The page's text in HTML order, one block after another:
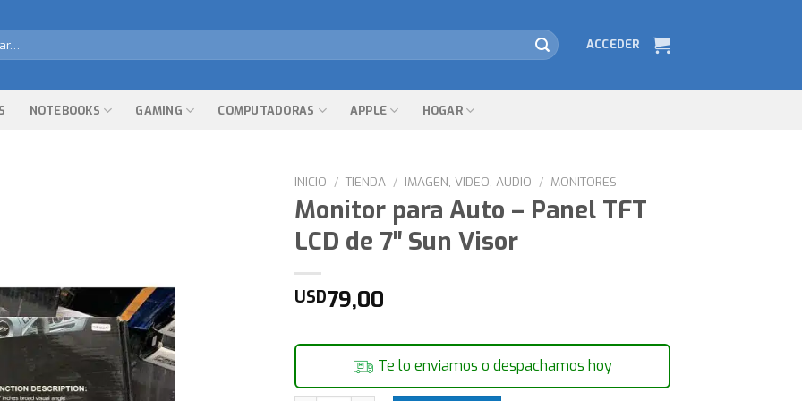
ACCEDER
NOTEBOOKS GAMING COMPUTADORAS APPLE HOGAR
INICIO / TIENDA / IMAGEN, VIDEO, AUDIO / MONITORES
Monitor para Auto – Panel TFT
LCD de 7″ Sun Visor
USD79,00
Te lo enviamos o despachamos hoy